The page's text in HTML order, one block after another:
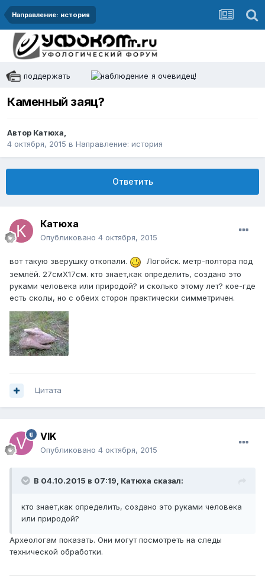
Направление: история
поддержать я очевидец!
Каменный заяц?
Автор Катюха,
4 октября, 2015 в Направление: история
Ответить
Катюха
Опубликовано 4 октября, 2015
вот такую зверушку откопали.
Логойск. метр-полтора под
землёй. 27смХ17см. кто знает,как определить, создано это
руками человека или природой? и сколько этому лет? кое-где
есть сколы, но с обеих сторон практически симметричен.
Цитата
VIK
Опубликовано 4 октября, 2015
В 04.10.2015 в 07:19, Катюха сказал:
кто знает,как определить, создано это руками человека
или природой?
Археологам показать. Они могут посмотреть на следы
технической обработки.